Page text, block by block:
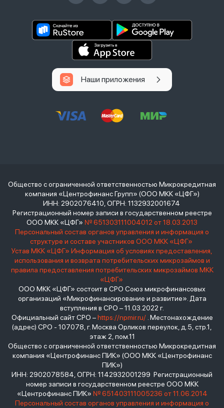
Наши приложения
Общество с ограниченной ответственностью Микрокредитная
компания «Центрофинанс Групп» (ООО МКК «ЦФГ»)
ИНН: 2902076410, ОГРН: 1132932001674
Регистрационный номер записи в государственном реестре
ООО МКК «ЦФГ» № 651303111004012 от 18.03.2013
Персональный состав органов управления и информация о
структуре и составе участников ООО МКК «ЦФГ»
Устав МКК «ЦФГ» Информация об условиях предоставления,
использования и возврата потребительских микрозаймов и
правила предоставления потребительских микрозаймов МКК
«ЦФГ»
ООО МКК «ЦФГ» состоит в СРО Союз микрофинансовых
организаций «Микрофинансирование и развитие». Дата
вступления в СРО – 11.03.2022 г.
Официальный сайт СРО –https://npmir.ru/. Местонахождение
(адрес) СРО - 107078, г. Москва Орликов переулок, д.5, стр.1,
этаж 2, пом.11
Общество с ограниченной ответственностью Микрокредитная
компания «Центрофинанс ПИК» (ООО МКК «Центрофинанс
ПИК»)
ИНН: 2902078584, ОГРН: 1142932001299 Регистрационный
номер записи в государственном реестре ООО МКК
«Центрофинанс ПИК» № 651403111005236 от 11.06.2014
Персональный состав органов управления и информация о